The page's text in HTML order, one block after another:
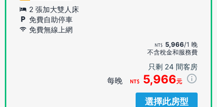
2 張加大雙人床
免費自助停車
免費無線上網
5,966/1 晚
不含稅金和服務費
只剩 24 間客房
每晚 5,966元
選擇此房型